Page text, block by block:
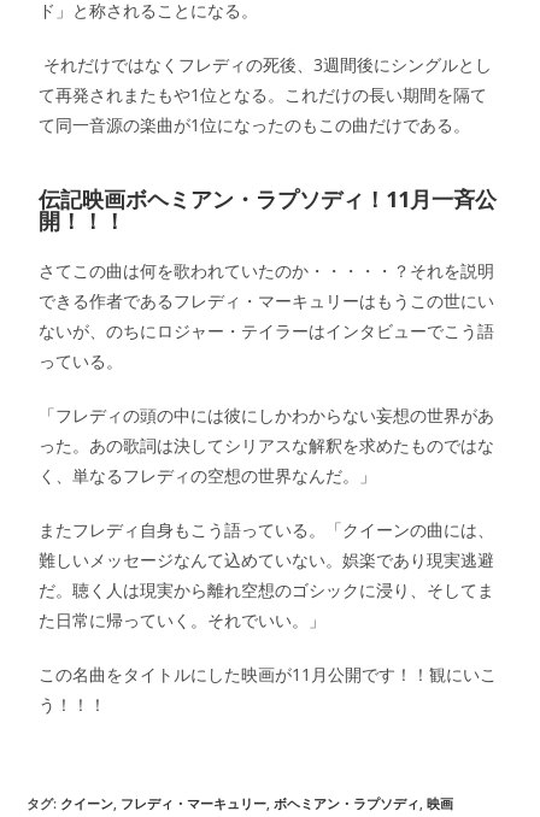
ド」と称されることになる。
それだけではなくフレディの死後、3週間後にシングルとし
て再発されまたもや1位となる。これだけの長い期間を隔て
て同一音源の楽曲が1位になったのもこの曲だけである。
伝記映画ボヘミアン・ラプソディ！11月一斉公
開！！！
さてこの曲は何を歌われていたのか・・・・・？それを説明
できる作者であるフレディ・マーキュリーはもうこの世にい
ないが、のちにロジャー・テイラーはインタビューでこう語
っている。
「フレディの頭の中には彼にしかわからない妄想の世界があ
った。あの歌詞は決してシリアスな解釈を求めたものではな
く、単なるフレディの空想の世界なんだ。」
またフレディ自身もこう語っている。「クイーンの曲には、
難しいメッセージなんて込めていない。娯楽であり現実逃避
だ。聴く人は現実から離れ空想のゴシックに浸り、そしてま
た日常に帰っていく。それでいい。」
この名曲をタイトルにした映画が11月公開です！！観にいこ
う！！！
タグ: クイーン フレディ・マーキュリー ボヘミアン・ラプソディ 映画